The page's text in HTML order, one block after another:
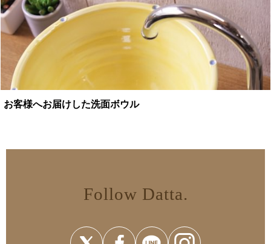
お客様へお届けした洗面ボウル
Follow Datta.